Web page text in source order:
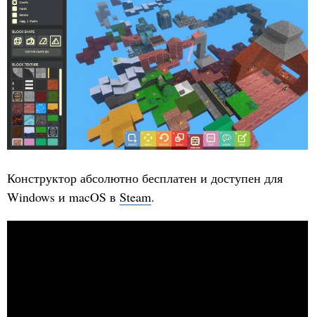
Конструктор абсолютно бесплатен и доступен для
Windows и macOS в Steam.